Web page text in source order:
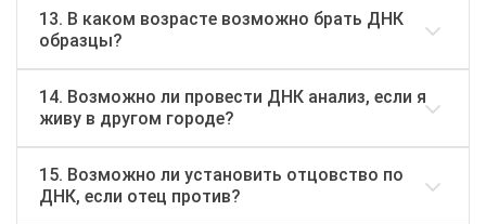
13. В каком возрасте возможно брать ДНК
образцы?
14. Возможно ли провести ДНК анализ, если я
живу в другом городе?
15. Возможно ли установить отцовство по
ДНК, если отец против?